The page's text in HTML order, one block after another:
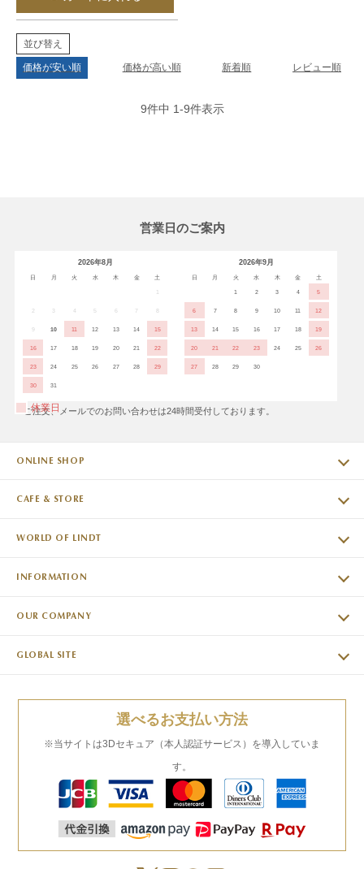
並び替え
価格が安い順 価格が高い順 新着順 レビュー順
9件中 1-9件表示
営業日のご案内
2026年8月
日 月 火 水 木 金 土
2 3 5 6 8
9 10 11 12 13 14 15
16 17 18 19 20 21 22
23 24 25 26 27 28 29
30 31
2026年9月
日 月 火 水 木 金 土
1 2 3 4 5
6 7 8 9 10 11 12
13 14 15 16 17 18 19
20 21 22 23 24 25 26
27 28 29 30
休業日
※ご注文、メールでのお問い合わせは24時間受付しております。
ONLINE SHOP
CAFE & STORE
WORLD OF LINDT
INFORMATION
OUR COMPANY
GLOBAL SITE
選べるお支払い方法
※当サイトは3Dセキュア（本人認証サービス）を導入していま
す。